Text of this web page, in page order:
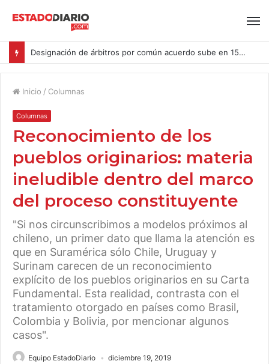
Designación de árbitros por común acuerdo sube en 15% en las causas ingresadas al CAM Santiago durante el primer semestre del año
Inicio / Columnas
Columnas
Reconocimiento de los
pueblos originarios: materia
ineludible dentro del marco
del proceso constituyente
"Si nos circunscribimos a modelos próximos al
chileno, un primer dato que llama la atención es
que en Suramérica sólo Chile, Uruguay y
Surinam carecen de un reconocimiento
explícito de los pueblos originarios en su Carta
Fundamental. Esta realidad, contrasta con el
tratamiento otorgado en países como Brasil,
Colombia y Bolivia, por mencionar algunos
casos".
Equipo EstadoDiario diciembre 19, 2019